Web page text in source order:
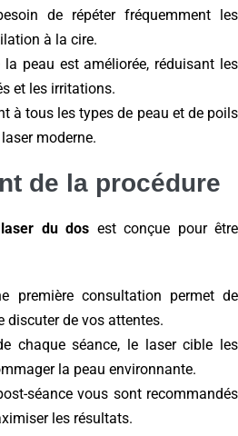
de répéter fréquemment les
à la cire.
peau est améliorée, réduisant les
et les irritations.
à tous les types de peau et de poils
moderne.
de la procédure
du dos est conçue pour être
première consultation permet de
discuter de vos attentes.
chaque séance, le laser cible les
la peau environnante.
séance vous sont recommandés
les résultats.